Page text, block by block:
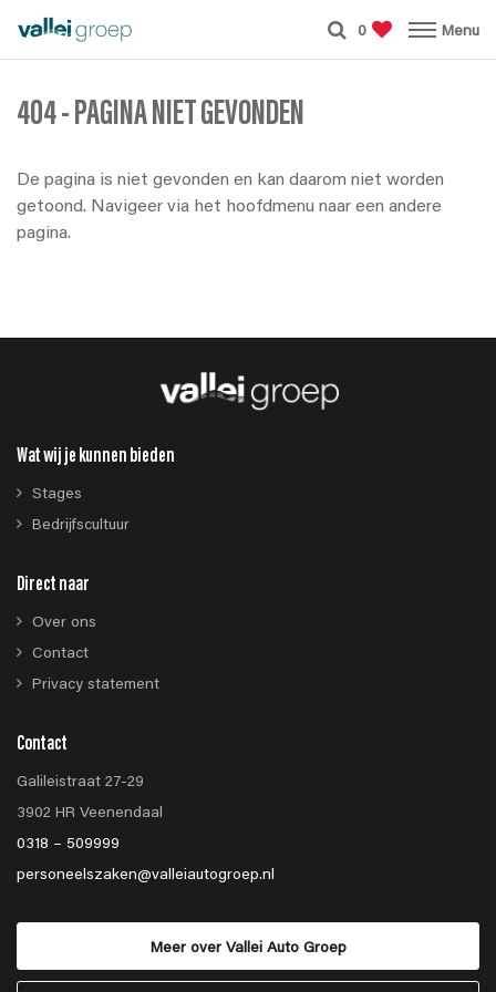
0 Menu
404 - PAGINA NIET GEVONDEN
De pagina is niet gevonden en kan daarom niet worden
getoond. Navigeer via het hoofdmenu naar een andere
pagina.
Wat wij je kunnen bieden
Stages
Bedrijfscultuur
Direct naar
Over ons
Contact
Privacy statement
Contact
Galileistraat 27-29
3902 HR Veenendaal
0318 – 509999
personeelszaken@valleiautogroep.nl
Meer over Vallei Auto Groep